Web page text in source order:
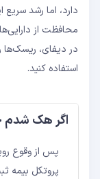
دارد، اما رشد
محافظت از
در دیفای، ریسک‌ها
استفاده کنید.
اگر هک شدم
پروتکل بیمه